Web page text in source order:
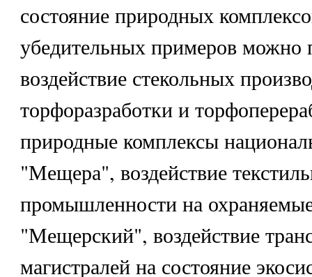
состояние природных
убедительных примеров можно
воздействие стекольных
торфоразработки и
природные комплексы
"Мещера", воздействие
промышленности на
"Мещерский", воздействие
магистралей на состояние